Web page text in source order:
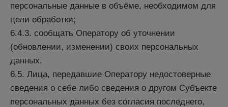
персональные данные в объёме, необходимом для
цели обработки;
6.4.3. сообщать Оператору об уточнении
(обновлении, изменении) своих персональных
данных.
6.5. Лица, передавшие Оператору недостоверные
сведения о себе либо сведения о другом Субъекте
персональных данных без согласия последнего,